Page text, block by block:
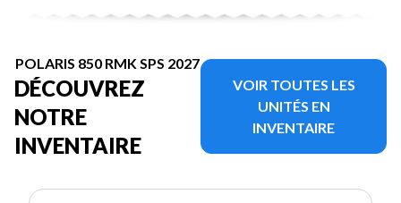
POLARIS 850 RMK SPS 2027
DÉCOUVREZ
NOTRE
INVENTAIRE
VOIR TOUTES LES
UNITÉS EN
INVENTAIRE